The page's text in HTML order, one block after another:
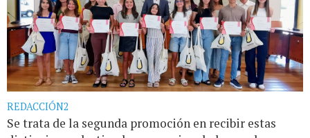
REDACCIÓN2
Se trata de la segunda promoción en recibir estas